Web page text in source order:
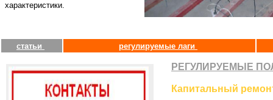
характеристики.
статьи регулируемые лаги
РЕГУЛИРУЕМЫЕ
Капитальный